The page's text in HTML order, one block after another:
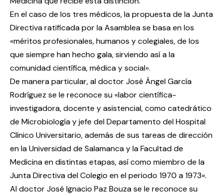
En el caso de los tres médicos, la propuesta de la Junta
Directiva ratificada por la Asamblea se basa en los
«méritos profesionales, humanos y colegiales, de los
que siempre han hecho gala, sirviendo así a la
comunidad científica, médica y social».
De manera particular, al doctor José Ángel García
Rodríguez se le reconoce su «labor científica-
investigadora, docente y asistencial, como catedrático
de Microbiología y jefe del Departamento del Hospital
Clínico Universitario, además de sus tareas de dirección
en la Universidad de Salamanca y la Facultad de
Medicina en distintas etapas, así como miembro de la
Junta Directiva del Colegio en el periodo 1970 a 1973».
Al doctor José Ignacio Paz Bouza se le reconoce su